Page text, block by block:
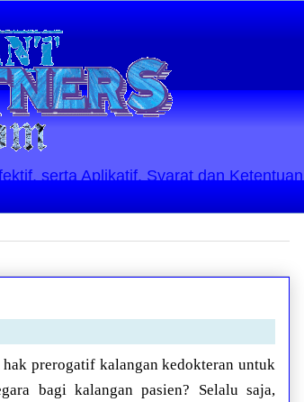
serta Aplikatif. Syarat dan Ketentuan
prerogatif kalangan kedokteran untuk
bagi kalangan pasien? Selalu saja,